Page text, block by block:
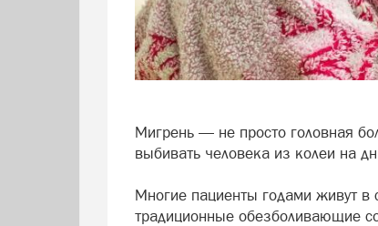
Мигрень — не просто головная
выбивать человека из колеи на
Многие пациенты годами живут в
традиционные обезболивающие